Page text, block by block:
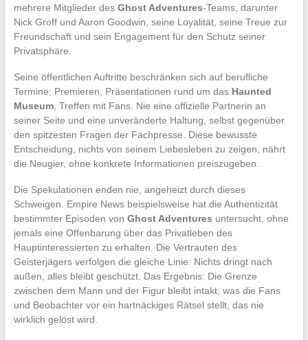
mehrere Mitglieder des Ghost Adventures-Teams, darunter
Nick Groff und Aaron Goodwin, seine Loyalität, seine Treue zur
Freundschaft und sein Engagement für den Schutz seiner
Privatsphäre.
Seine öffentlichen Auftritte beschränken sich auf berufliche
Termine: Premieren, Präsentationen rund um das Haunted
Museum, Treffen mit Fans. Nie eine offizielle Partnerin an
seiner Seite und eine unveränderte Haltung, selbst gegenüber
den spitzesten Fragen der Fachpresse. Diese bewusste
Entscheidung, nichts von seinem Liebesleben zu zeigen, nährt
die Neugier, ohne konkrete Informationen preiszugeben.
Die Spekulationen enden nie, angeheizt durch dieses
Schweigen. Empire News beispielsweise hat die Authentizität
bestimmter Episoden von Ghost Adventures untersucht, ohne
jemals eine Offenbarung über das Privatleben des
Hauptinteressierten zu erhalten. Die Vertrauten des
Geisterjägers verfolgen die gleiche Linie: Nichts dringt nach
außen, alles bleibt geschützt. Das Ergebnis: Die Grenze
zwischen dem Mann und der Figur bleibt intakt, was die Fans
und Beobachter vor ein hartnäckiges Rätsel stellt, das nie
wirklich gelöst wird.